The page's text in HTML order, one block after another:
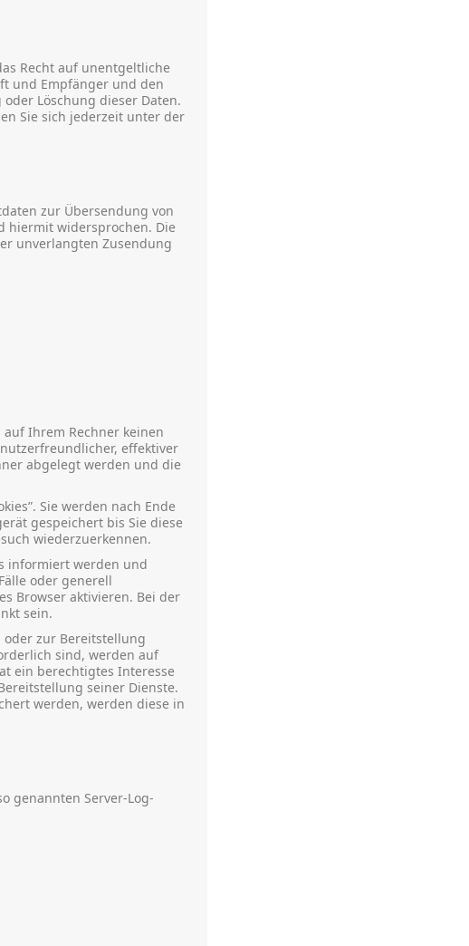
Recht auf unentgeltliche
und Empfänger und den
Löschung dieser Daten.
Sie sich jederzeit unter der
zur Übersendung von
hiermit widersprochen. Die
unverlangten Zusendung
Ihrem Rechner keinen
effektiver
abgelegt werden und die
Sie werden nach Ende
gespeichert bis Sie diese
wiederzuerkennen.
informiert werden und
oder generell
Browser aktivieren. Bei der
sein.
oder zur Bereitstellung
sind, werden auf
ein berechtigtes Interesse
seiner Dienste.
werden, werden diese in
genannten Server-Log-